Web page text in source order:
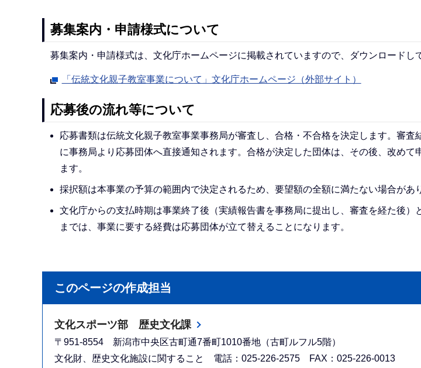
募集案内・申請様式について
募集案内・申請様式は、文化庁ホームページに掲載されていますので、ダウンロードし
「伝統文化親子教室事業について」文化庁ホームページ（外部サイト）
応募後の流れ等について
応募書類は伝統文化親子教室事業事務局が審査し、合格・不合格を決定します。審査
に事務局より応募団体へ直接通知されます。合格が決定した団体は、その後、改めて
ます。
採択額は本事業の予算の範囲内で決定されるため、要望額の全額に満たない場合があ
文化庁からの支払時期は事業終了後（実績報告書を事務局に提出し、審査を経た後）
までは、事業に要する経費は応募団体が立て替えることになります。
このページの作成担当
文化スポーツ部 歴史文化課
〒951-8554 新潟市中央区古町通7番町1010番地（古町ルフル5階）
文化財、歴史文化施設に関すること 電話：025-226-2575 FAX：025-226-0013